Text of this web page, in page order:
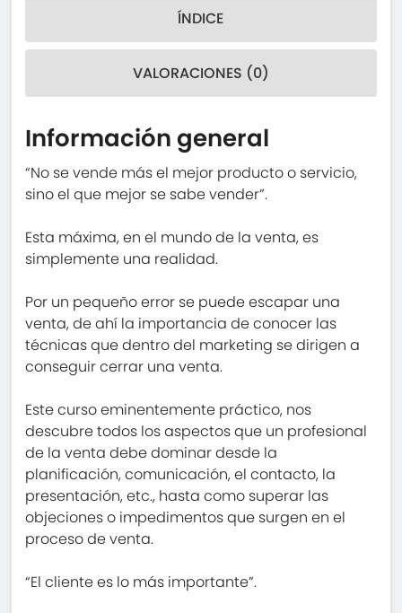
ÍNDICE
VALORACIONES (0)
Información general
“No se vende más el mejor producto o servicio,
sino el que mejor se sabe vender”.
Esta máxima, en el mundo de la venta, es
simplemente una realidad.
Por un pequeño error se puede escapar una
venta, de ahí la importancia de conocer las
técnicas que dentro del marketing se dirigen a
conseguir cerrar una venta.
Este curso eminentemente práctico, nos
descubre todos los aspectos que un profesional
de la venta debe dominar desde la
planificación, comunicación, el contacto, la
presentación, etc., hasta como superar las
objeciones o impedimentos que surgen en el
proceso de venta.
“El cliente es lo más importante”.